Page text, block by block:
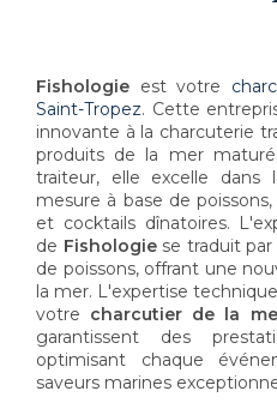
Fishologie est votre
Saint-Tropez. Cette
innovante à la charcuterie
produits de la mer
traiteur, elle excelle dans
mesure à base de
et cocktails dînatoires.
de Fishologiese traduit par
de poissons, offrant une
la mer. L'expertise
votre charcutier de la
garantissent des
optimisant chaque
saveurs marines